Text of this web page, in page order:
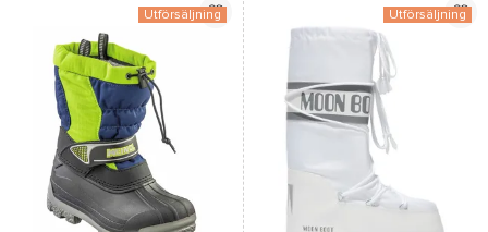
Utförsäljning Utförsäljning